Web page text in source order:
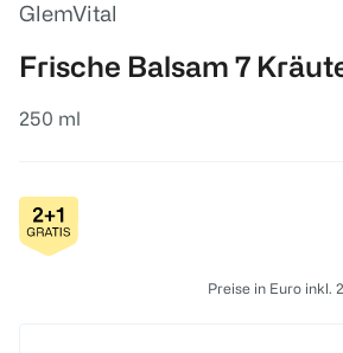
GlemVital
Frische Balsam 7
250 ml
Preise in Euro inkl.